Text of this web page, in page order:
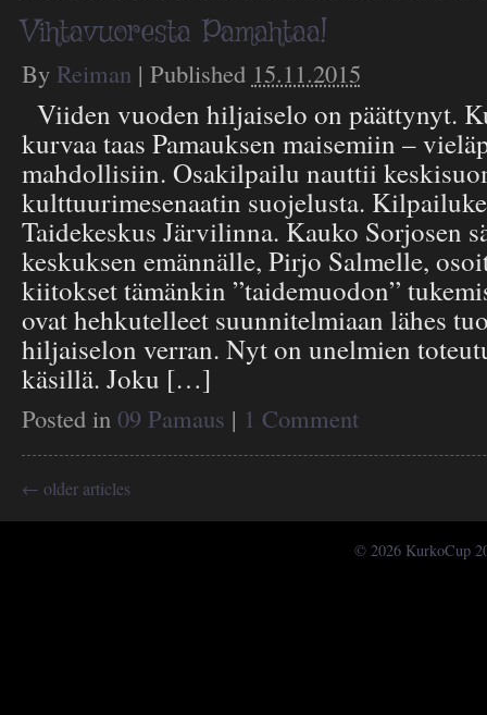
Vihtavuoresta Pamahtaa!
By Reiman | Published 15.11.2015
Viiden vuoden hiljaiselo on päättynyt.
kurvaa taas Pamauksen maisemiin –
mahdollisiin. Osakilpailu nauttii
kulttuurimesenaatin suojelusta.
Taidekeskus Järvilinna. Kauko Sorjosen
keskuksen emännälle, Pirjo Salmelle,
kiitokset tämänkin ”taidemuodon”
ovat hehkutelleet suunnitelmiaan lähes
hiljaiselon verran. Nyt on unelmien
käsillä. Joku […]
Posted in 09 Pamaus | 1 Comment
← older articles
© 2026 KurkoCup